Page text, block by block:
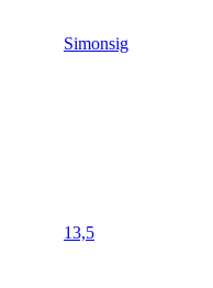
Simonsig
13,5